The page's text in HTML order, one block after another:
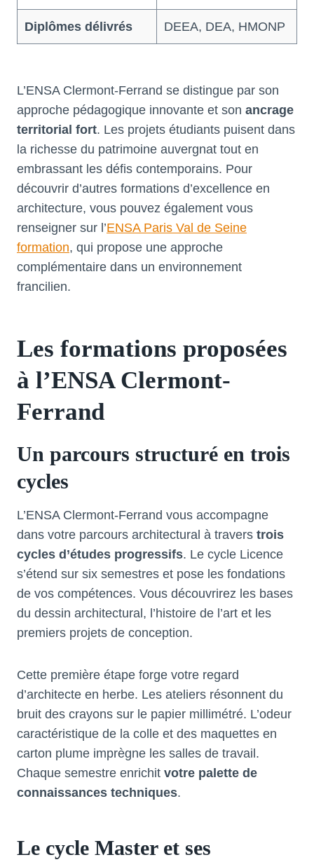
Diplômes délivrés DEEA, DEA, HMONP
L’ENSA Clermont-Ferrand se distingue par son
approche pédagogique innovante et son ancrage
territorial fort. Les projets étudiants puisent dans
la richesse du patrimoine auvergnat tout en
embrassant les défis contemporains. Pour
découvrir d’autres formations d’excellence en
architecture, vous pouvez également vous
renseigner sur l’ENSA Paris Val de Seine
formation, qui propose une approche
complémentaire dans un environnement
francilien.
Les formations proposées
à l’ENSA Clermont-
Ferrand
Un parcours structuré en trois
cycles
L’ENSA Clermont-Ferrand vous accompagne
dans votre parcours architectural à travers trois
cycles d’études progressifs. Le cycle Licence
s’étend sur six semestres et pose les fondations
de vos compétences. Vous découvrirez les bases
du dessin architectural, l’histoire de l’art et les
premiers projets de conception.
Cette première étape forge votre regard
d’architecte en herbe. Les ateliers résonnent du
bruit des crayons sur le papier millimétré. L’odeur
caractéristique de la colle et des maquettes en
carton plume imprègne les salles de travail.
Chaque semestre enrichit votre palette de
connaissances techniques.
Le cycle Master et ses